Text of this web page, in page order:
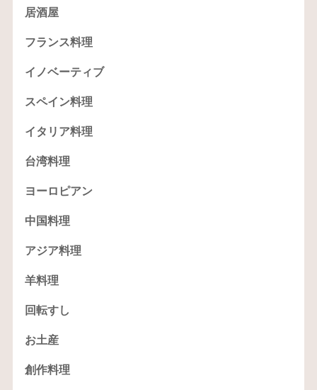
居酒屋
フランス料理
イノベーティブ
スペイン料理
イタリア料理
台湾料理
ヨーロピアン
中国料理
アジア料理
羊料理
回転すし
お土産
創作料理